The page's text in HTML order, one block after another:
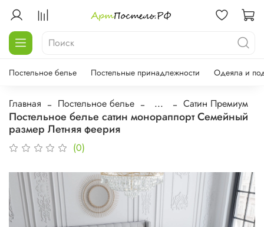
Постельное белье Постельные принадлежности Одеяла и
Главная Постельное белье ... Сатин Премиум
Постельное белье сатин монораппорт Семейный
размер Летняя феерия
(0)